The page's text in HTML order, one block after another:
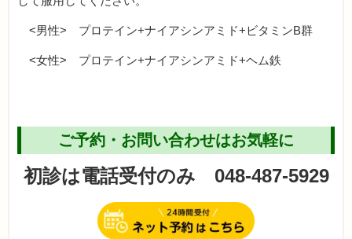
<男性> プロテイン+ナイアシンアミド+ビタミンB群
<女性> プロテイン+ナイアシンアミド+ヘム鉄
ご予約・お問い合わせはお気軽に
初診は電話受付のみ 048-487-5929